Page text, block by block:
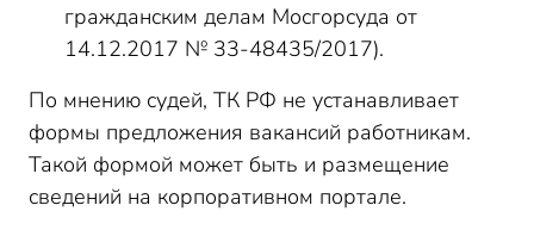
гражданским делам Мосгорсуда от
14.12.2017 № 33-48435/2017).
По мнению судей, ТК РФ не устанавливает
формы предложения вакансий работникам.
Такой формой может быть и размещение
сведений на корпоративном портале.